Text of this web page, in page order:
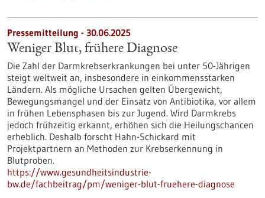
Pressemitteilung - 30.06.2025
Weniger Blut, frühere Diagnose
Die Zahl der Darmkrebserkrankungen bei unter 50-Jährigen
steigt weltweit an, insbesondere in einkommensstarken
Ländern. Als mögliche Ursachen gelten Übergewicht,
Bewegungsmangel und der Einsatz von Antibiotika, vor allem
in frühen Lebensphasen bis zur Jugend. Wird Darmkrebs
jedoch frühzeitig erkannt, erhöhen sich die Heilungschancen
erheblich. Deshalb forscht Hahn-Schickard mit
Projektpartnern an Methoden zur Krebserkennung in
Blutproben.
https://www.gesundheitsindustrie-
bw.de/fachbeitrag/pm/weniger-blut-fruehere-diagnose